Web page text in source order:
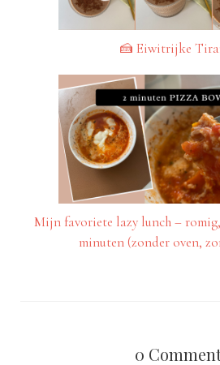
🍰 Eiwitrijke
Mijn favoriete lazy lunch –
minuten (zonder oven,
0